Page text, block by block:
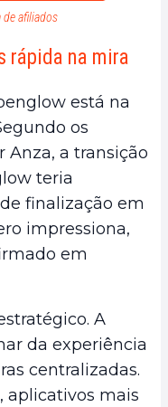
de afiliados
rápida na mira
está na
os
Anza, a transição
teria
finalização em
impressiona,
em
A
da experiência
centralizadas.
aplicativos mais